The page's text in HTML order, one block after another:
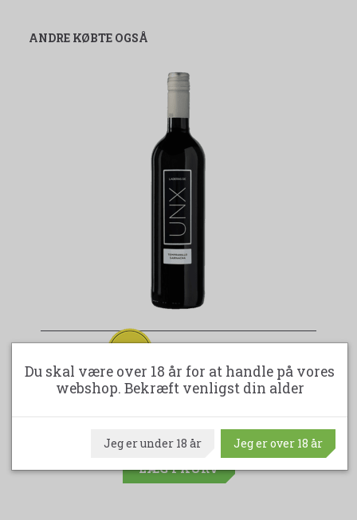
ANDRE KØBTE OGSÅ
-44%
GARNACHA - NAVARRA
55,00DKK
99,95DKK
(spar 44,95DKK)
LÆG I KURV
Du skal være over 18 år for at handle på vores
webshop. Bekræft venligst din alder
Jeg er under 18 år Jeg er over 18 år